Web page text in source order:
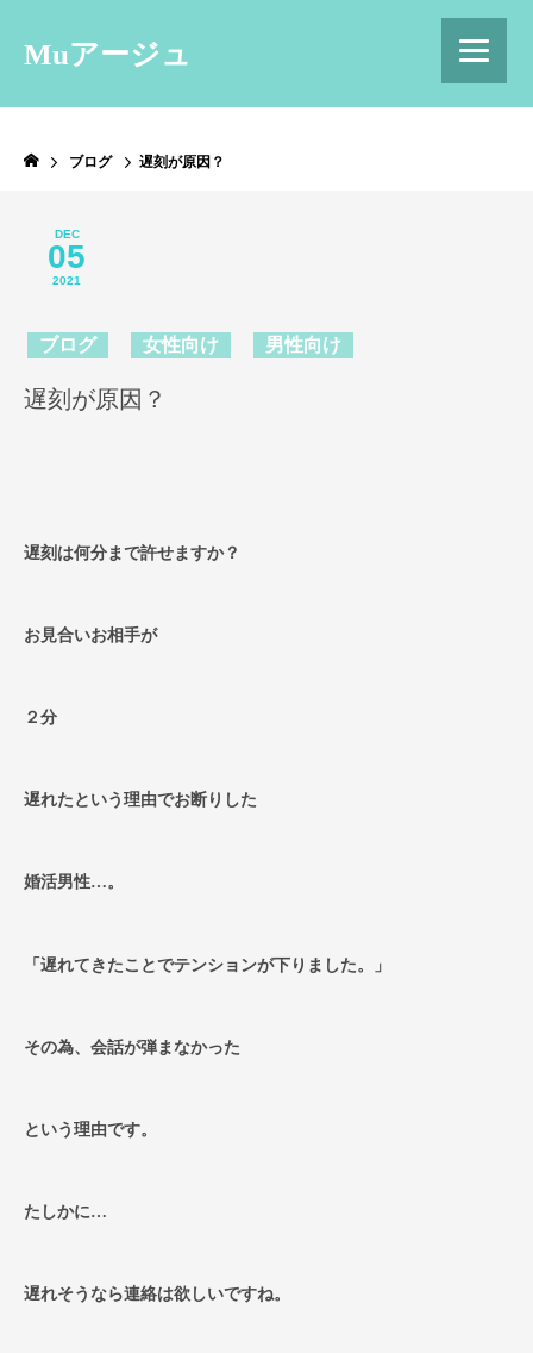
Muアージュ
ブログ 遅刻が原因？
DEC
05
2021
ブログ 女性向け 男性向け
遅刻が原因？
遅刻は何分まで許せますか？
お見合いお相手が
２分
遅れたという理由でお断りした
婚活男性…。
「遅れてきたことでテンションが下りました。」
その為、会話が弾まなかった
という理由です。
たしかに…
遅れそうなら連絡は欲しいですね。